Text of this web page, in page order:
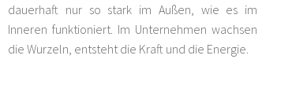
dauerhaft nur so stark im Außen, wie es im
Inneren funktioniert. Im Unternehmen wachsen
die Wurzeln, entsteht die Kraft und die Energie.